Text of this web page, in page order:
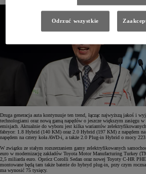
Druga generacja auta kontynuuje ten trend, łącząc najwyższą jakoś i
technologiami oraz nową gamą napędów o jeszcze większym zasięgu
emisjach. Aktualnie do wyboru jest kilka wariantów
fabryce: 1.8 Hybrid (140 KM) oraz 2.0 Hybrid (197 KM) z napędem
napędem na cztery koła AWD-i, a także 2.0 Plug-in Hybrid o mocy
W związku ze stałym rozszerzaniem gamy zelektryfikowanych
euro w modernizację zakładów Toyota Motor Manufacturing Turkey
2,5 miliarda euro. Oprócz Corolli Sedan oraz nowej Toyoty C-HR
montowane będą tam także baterie do hybryd plug-in, przy czym
ma wynosić 75 tysięcy.
Odrzuć wszystkie